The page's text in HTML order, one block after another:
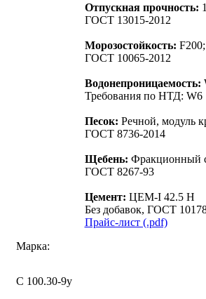
Отпускная прочность:
ГОСТ 13015-2012
Морозостойкость:
ГОСТ 10065-2012
Водонепроницаемость:
Требования по НТД: W6
Песок: Речной, модуль
ГОСТ 8736-2014
Щебень: Фракционный
ГОСТ 8267-93
Цемент: ЦЕМ-I 42.5 Н
Без добавок, ГОСТ
Прайс-лист (.pdf)
Марка:
С 100.30-9у